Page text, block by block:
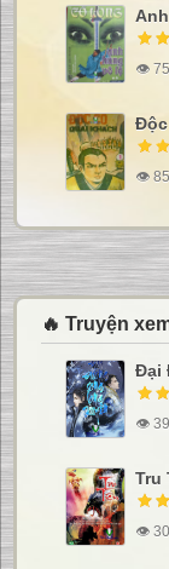
👁
Độc
👁
🔥 Truyện
Đại
👁
Tru
👁